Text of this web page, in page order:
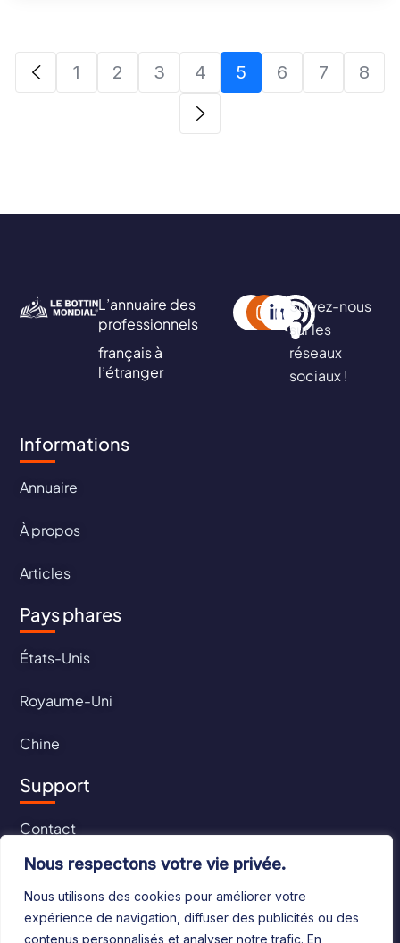
Nous respectons votre vie privée.
Nous utilisons des cookies pour améliorer votre
expérience de navigation, diffuser des publicités ou des
contenus personnalisés et analyser notre trafic. En
1 2 3 4 5 6 7 8
L’annuaire des
professionnels
français à
l’étranger
Suivez-nous
sur les
réseaux
sociaux !
Informations
Annuaire
À propos
Articles
Pays phares
États-Unis
Royaume-Uni
Chine
Support
Contact
CGU
CGV